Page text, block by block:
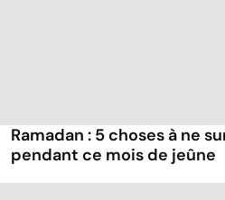
Ramadan : 5 choses à ne
pendant ce mois de jeûne